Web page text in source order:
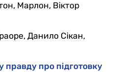
Марлон, Віктор
Данило Сікан,
правду про підготовку